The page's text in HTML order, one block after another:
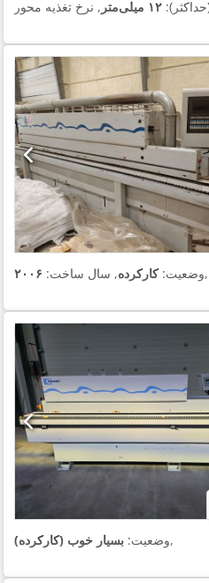
وضعیت:کارکرده, سال ساخت:۲۰۰۶ ,
وضعیت:بسیار خوب (کارکرده) ,